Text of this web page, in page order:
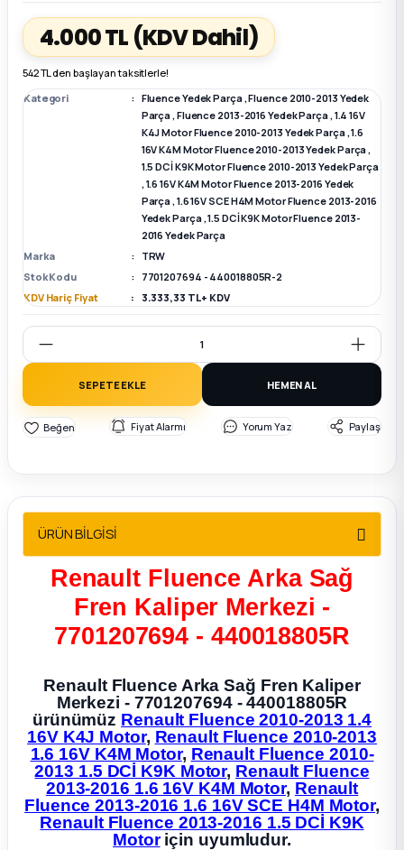
Parça
Megane E-TECH Yedek Parça
Sedan
Parça
Parça
Parça4.000 TL (KDV Dahil)
542 TL den başlayan taksitlerle!
Kategori
Fluence Yedek Parça,Fluence 2010-2013 Yedek
Parça,Fluence 2013-2016 Yedek Parça,1.4 16V
K4J Motor Fluence 2010-2013 Yedek Parça,1.6
16V K4M Motor Fluence 2010-2013 Yedek Parça,
1.5 DCİ K9K Motor Fluence 2010-2013 Yedek Parça
,1.6 16V K4M Motor Fluence 2013-2016 Yedek
Parça,1.6 16V SCE H4M Motor Fluence 2013-2016
Yedek Parça,1.5 DCİ K9K Motor Fluence 2013-
2016 Yedek Parça
Marka
TRW
Stok Kodu
7701207694 - 440018805R-2
KDV Hariç Fiyat
3.333,33 TL + KDV
SEPETE EKLE HEMEN AL
Fiyat Alarmı Yorum Yaz Paylaş
ÜRÜN BİLGİSİ
Renault Fluence Arka Sağ
Fren Kaliper Merkezi -
7701207694 - 440018805R
Renault Fluence Arka Sağ Fren Kaliper
Merkezi - 7701207694 - 440018805R
ürünümüz Renault Fluence 2010-2013 1.4
16V K4J Motor, Renault Fluence 2010-2013
1.6 16V K4M Motor, Renault Fluence 2010-
2013 1.5 DCİ K9K Motor, Renault Fluence
2013-2016 1.6 16V K4M Motor, Renault
Fluence 2013-2016 1.6 16V SCE H4M Motor,
Renault Fluence 2013-2016 1.5 DCİ K9K
Motoriçin uyumludur.